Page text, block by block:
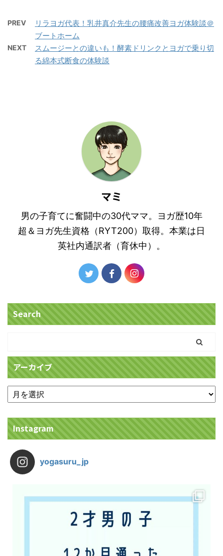
PREV
リラヨガ代表！乳井真介先生の腰痛改善ヨガ体験談＠
ブートホーム
NEXT
スムージーとの違いも！酵素ドリンクとヨガで乗り切
る綿本式断食の体験談
マミ
男の子育てに奮闘中の30代ママ。ヨガ歴10年
超＆ヨガ先生資格（RYT200）取得。本業は日
英社内通訳者（育休中）。
Search
アーカイブ
Instagram
yogasuru_jp